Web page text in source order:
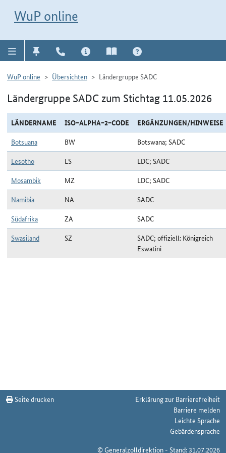
WuP online
WuP online Übersichten Ländergruppe SADC
Ländergruppe SADC zum Stichtag 11.05.2026
LÄNDERNAME ISO−ALPHA−2−CODE
ERGÄNZUNGEN/HINWEISE
Botsuana
BW
Botswana; SADC
Lesotho
LS
LDC; SADC
Mosambik
MZ
LDC; SADC
Namibia
NA
SADC
Südafrika
ZA
SADC
Swasiland
SZ
SADC; offiziell: Königreich
Eswatini
Seite drucken
Erklärung zur Barrierefreiheit
Barriere melden
Leichte Sprache
Gebärdensprache
© Generalzolldirektion - Stand: 31.07.2026